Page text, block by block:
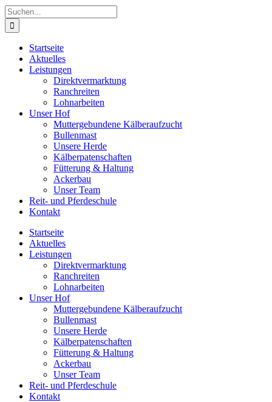
Suche
nach:
Startseite
Aktuelles
Leistungen
Direktvermarktung
Ranchreiten
Lohnarbeiten
Unser Hof
Muttergebundene Kälberaufzucht
Bullenmast
Unsere Herde
Kälberpatenschaften
Fütterung & Haltung
Ackerbau
Unser Team
Reit- und Pferdeschule
Kontakt
Startseite
Aktuelles
Leistungen
Direktvermarktung
Ranchreiten
Lohnarbeiten
Unser Hof
Muttergebundene Kälberaufzucht
Bullenmast
Unsere Herde
Kälberpatenschaften
Fütterung & Haltung
Ackerbau
Unser Team
Reit- und Pferdeschule
Kontakt